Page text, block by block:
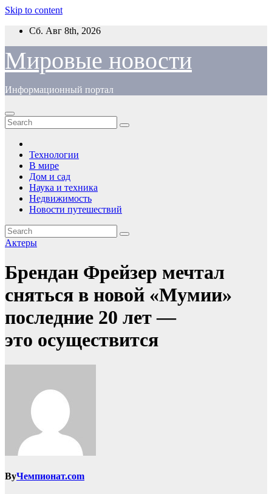
Skip to content
Сб. Авг 8th, 2026
Мировые новости
Информационный портал
Технологии
В мире
Дом и сад
Наука и техника
Недвижимость
Новости путешествий
Актеры
Брендан Фрейзер мечтал
сняться в новой «Мумии»
последние 20 лет —
это осуществится
ByЧемпионат.com